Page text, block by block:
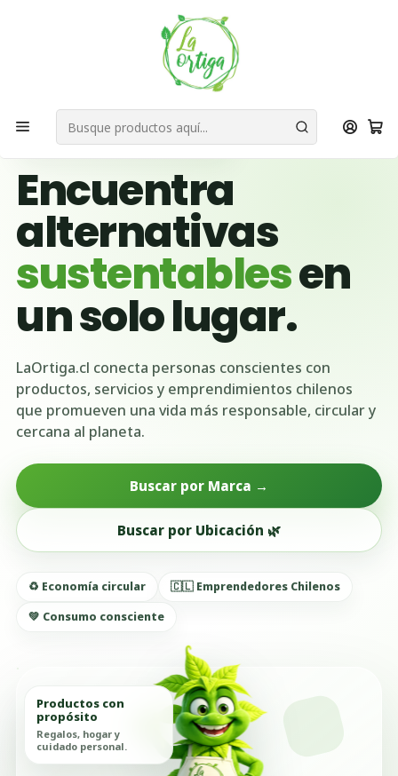
Bienvenid@s a quienes quieren un planeta más verde...
Nuestra Misión
Necesidades de Reciclaje
🌱 BUSCADOR VERDE DE CHILE
Encuentra
alternativas
sustentablesen
un solo lugar.
LaOrtiga.cl conecta personas conscientes con
productos, servicios y emprendimientos chilenos
que promueven una vida más responsable, circular y
cercana al planeta.
Buscar por Marca →
Buscar por Ubicación 🌿
♻️ Economía circular
🇨🇱 Emprendedores Chilenos
💚 Consumo consciente
Productos con
propósito
Regalos, hogar y
cuidado personal.